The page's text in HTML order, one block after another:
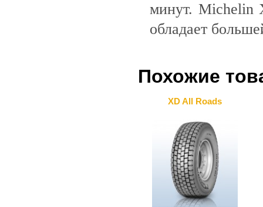
минут. Michelin
обладает
Похожие
XD All Roads